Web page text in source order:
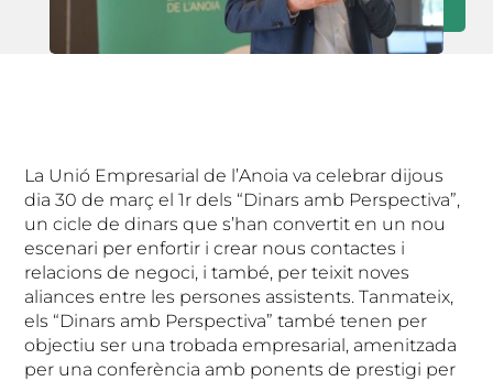
La Unió Empresarial de l’Anoia va celebrar dijous
dia 30 de març el 1r dels “Dinars amb Perspectiva”,
un cicle de dinars que s’han convertit en un nou
escenari per enfortir i crear nous contactes i
relacions de negoci, i també, per teixit noves
aliances entre les persones assistents. Tanmateix,
els “Dinars amb Perspectiva” també tenen per
objectiu ser una trobada empresarial, amenitzada
per una conferència amb ponents de prestigi per